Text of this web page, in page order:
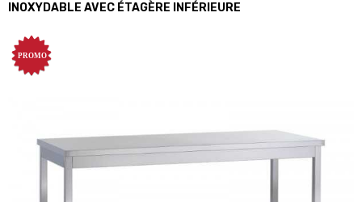
INOXYDABLE AVEC ÉTAGÈRE INFÉRIEURE